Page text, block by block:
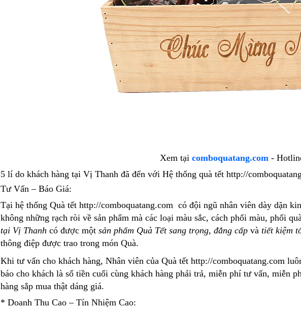
Xem tại comboquatang.com -
5 lí do khách hàng tại Vị Thanh đã đến với Hệ thống quà tết http://
Tư Vấn – Báo Giá:
Tại hệ thống Quà tết http://comboquatang.com có đội ngũ nhân viên dày dặn
không những rạch ròi về sản phẩm mà các loại màu sắc, cách phối màu, phối
tại Vị Thanh có được một sản phẩm Quà Tết sang trọng, đẳng cấpvà tiết kiệm
thông điệp được trao trong món Quà.
Khi tư vấn cho khách hàng, Nhân viên của Quà tết http://comboquatang.com
báo cho khách là số tiền cuối cùng khách hàng phải trả, miễn phí tư vấn, miễn
hàng sắp mua thật dáng giá.
* Doanh Thu Cao – Tín Nhiệm Cao: